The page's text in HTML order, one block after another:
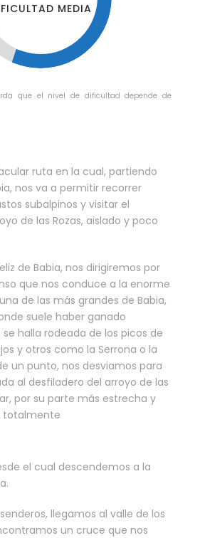
MEDIA
que el nivel de dificultad depende de
ruta en la cual, partiendo
nos va a permitir recorrer
subalpinos y visitar el
de las Rozas, aislado y poco
de Babia, nos dirigiremos por
que nos conduce a la enorme
de las más grandes de Babia,
suele haber ganado
halla rodeada de los picos de
y otros como la Serrona o la
un punto, nos desviamos para
al desfiladero del arroyo de las
por su parte más estrecha y
totalmente
el cual descendemos a la
llegamos al valle de los
un cruce que nos